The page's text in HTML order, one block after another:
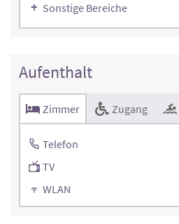
Sonstige Bereiche
Aufenthalt
Zimmer Zugang
Telefon
TV
WLAN